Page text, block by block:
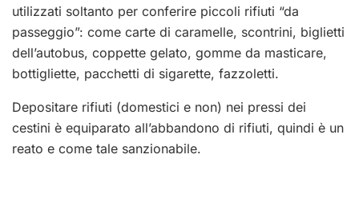
utilizzati soltanto per conferire piccoli rifiuti “da
passeggio”: come carte di caramelle, scontrini, biglietti
dell’autobus, coppette gelato, gomme da masticare,
bottigliette, pacchetti di sigarette, fazzoletti.
Depositare rifiuti (domestici e non) nei pressi dei
cestini è equiparato all’abbandono di rifiuti, quindi è un
reato e come tale sanzionabile.